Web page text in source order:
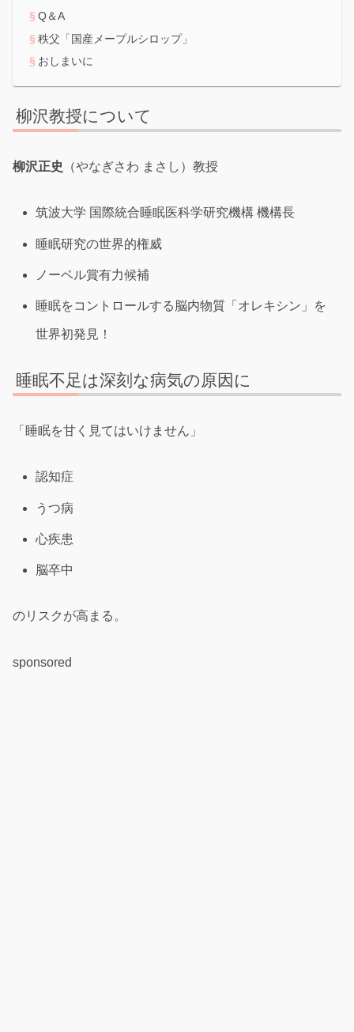
Q＆A
秩父「国産メープルシロップ」
おしまいに
柳沢教授について
柳沢正史 （やなぎさわ まさし）教授
筑波大学 国際統合睡眠医科学研究機構 機構長
睡眠研究の世界的権威
ノーベル賞有力候補
睡眠をコントロールする脳内物質「オレキシン」を
世界初発見！
睡眠不足は深刻な病気の原因に
「睡眠を甘く見てはいけません」
認知症
うつ病
心疾患
脳卒中
のリスクが高まる。
sponsored